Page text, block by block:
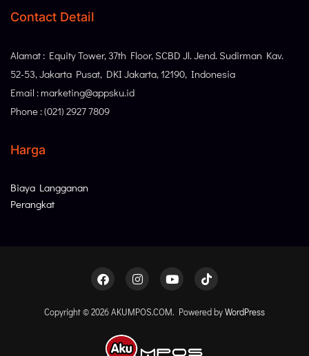
Contact Detail
Alamat : Equity Tower, 37th Floor, SCBD Jl. Jend. Sudirman Kav.
52-53, Jakarta Pusat, DKI Jakarta, 12190, Indonesia
Email : marketing@appsku.id
Phone : (021) 2927 7809
Harga
Biaya Langganan
Perangkat
Copyright © 2026 AKUMPOS.COM. Powered byWordPress